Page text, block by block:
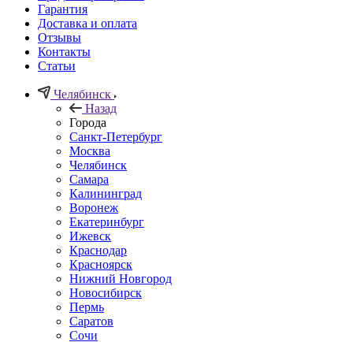
Гарантия
Доставка и оплата
Отзывы
Контакты
Статьи
Челябинск
Назад
Города
Санкт-Петербург
Москва
Челябинск
Самара
Калининград
Воронеж
Екатеринбург
Ижевск
Краснодар
Красноярск
Нижний Новгород
Новосибирск
Пермь
Саратов
Сочи